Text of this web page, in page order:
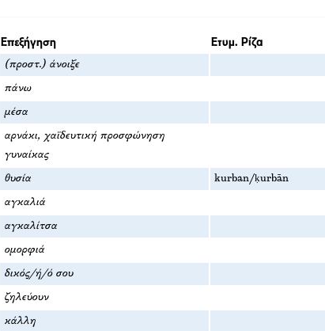
Επεξήγηση Ετυμ. Ρίζα
(προστ.) άνοιξε
πάνω
μέσα
αρνάκι, χαϊδευτική προσφώνηση
γυναίκας
θυσία kurban/ḳurbān
αγκαλιά
αγκαλίτσα
ομορφιά
δικός/ή/ό σου
ζηλεύουν
κάλλη